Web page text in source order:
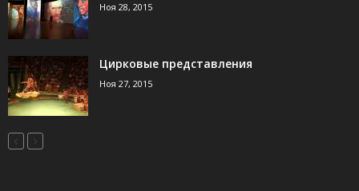
Ноя 28, 2015
Цирковые представления
Ноя 27, 2015